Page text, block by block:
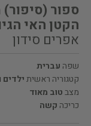
ספור
הקטן האי
אפרים סידון
שפה עברית
קטגוריה ראשיתילדים
מצבטוב מאוד
כריכה קשה